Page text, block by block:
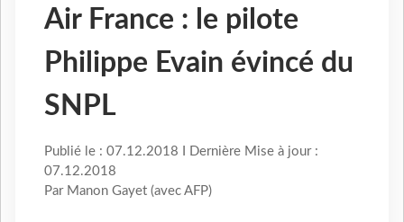
Air France : le pilote
Philippe Evain évincé du
SNPL
Publié le : 07.12.2018 I Dernière Mise à jour :
07.12.2018
Par Manon Gayet (avec AFP)